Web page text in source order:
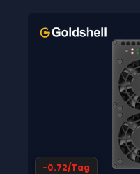
-0.72/Tag